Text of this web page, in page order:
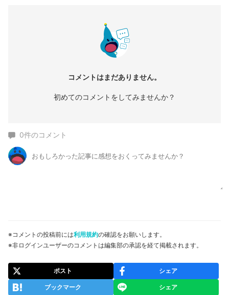
コメントはまだありません。
初めてのコメントをしてみませんか？
0件のコメント
※コメントの投稿前には利用規約の確認をお願いします。
※非ログインユーザーのコメントは編集部の承認を経て掲載されます。
ポスト シェア
ブックマーク シェア